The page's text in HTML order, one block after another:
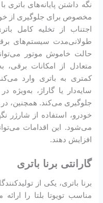
نگه داشتن پایانه‌های
مخصوص برای جلوگیری از
اجتناب از تخلیه کامل
طولانی‌مدت سیستم‌های
حالت خاموش موتور
متعادل از امکانات برقی،
کمتری به باتری وارد
سایه‌دار یا گاراژ،
جلوگیری می‌کند. همچنین،
افزایش دهند.
گارانتی برنا باتری
مناسب تویوتا بلتا را